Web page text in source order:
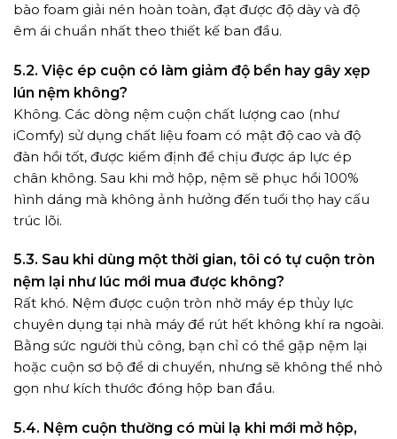
bào foam giải nén hoàn toàn, đạt được độ dày và độ
êm ái chuẩn nhất theo thiết kế ban đầu.
5.2. Việc ép cuộn có làm giảm độ bền hay gây xẹp
lún nệm không?
Không. Các dòng nệm cuộn chất lượng cao (như
iComfy) sử dụng chất liệu foam có mật độ cao và độ
đàn hồi tốt, được kiểm định để chịu được áp lực ép
chân không. Sau khi mở hộp, nệm sẽ phục hồi 100%
hình dáng mà không ảnh hưởng đến tuổi thọ hay cấu
trúc lõi.
5.3. Sau khi dùng một thời gian, tôi có tự cuộn tròn
nệm lại như lúc mới mua được không?
Rất khó. Nệm được cuộn tròn nhờ máy ép thủy lực
chuyên dụng tại nhà máy để rút hết không khí ra ngoài.
Bằng sức người thủ công, bạn chỉ có thể gập nệm lại
hoặc cuộn sơ bộ để di chuyển, nhưng sẽ không thể nhỏ
gọn như kích thước đóng hộp ban đầu.
5.4. Nệm cuộn thường có mùi lạ khi mới mở hộp,